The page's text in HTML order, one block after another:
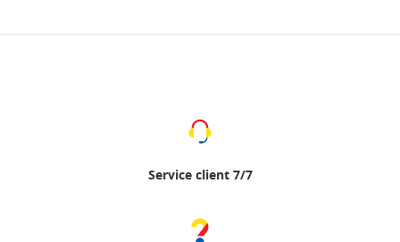
Service client 7/7